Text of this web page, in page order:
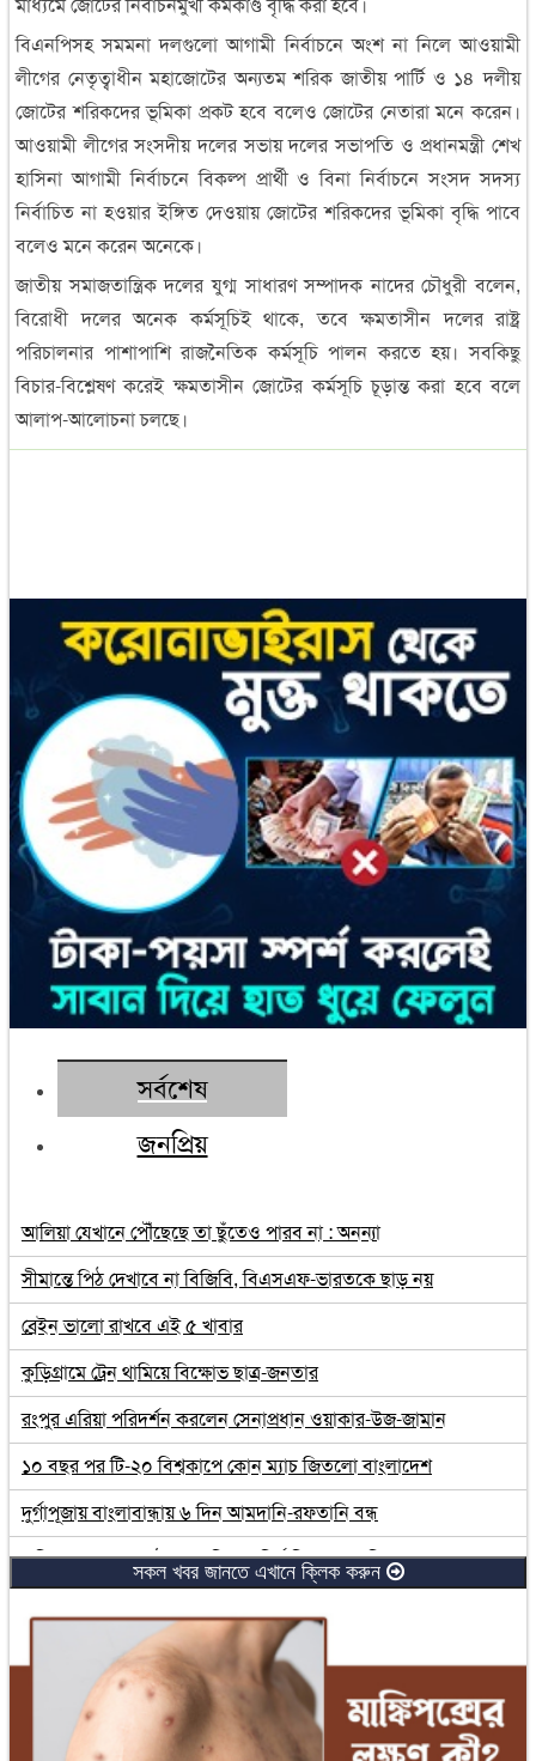
মাধ্যমে জোটের নির্বাচনমুখী কর্মকাণ্ড বৃদ্ধি করা হবে।
বিএনপিসহ সমমনা দলগুলো আগামী নির্বাচনে অংশ না নিলে আওয়ামী
লীগের নেতৃত্বাধীন মহাজোটের অন্যতম শরিক জাতীয় পার্টি ও ১৪ দলীয়
জোটের শরিকদের ভূমিকা প্রকট হবে বলেও জোটের নেতারা মনে করেন।
আওয়ামী লীগের সংসদীয় দলের সভায় দলের সভাপতি ও প্রধানমন্ত্রী শেখ
হাসিনা আগামী নির্বাচনে বিকল্প প্রার্থী ও বিনা নির্বাচনে সংসদ সদস্য
নির্বাচিত না হওয়ার ইঙ্গিত দেওয়ায় জোটের শরিকদের ভূমিকা বৃদ্ধি পাবে
বলেও মনে করেন অনেকে।
জাতীয় সমাজতান্ত্রিক দলের যুগ্ম সাধারণ সম্পাদক নাদের চৌধুরী বলেন,
বিরোধী দলের অনেক কর্মসূচিই থাকে, তবে ক্ষমতাসীন দলের রাষ্ট্র
পরিচালনার পাশাপাশি রাজনৈতিক কর্মসূচি পালন করতে হয়। সবকিছু
বিচার-বিশ্লেষণ করেই ক্ষমতাসীন জোটের কর্মসূচি চূড়ান্ত করা হবে বলে
আলাপ-আলোচনা চলছে।
সর্বশেষ
জনপ্রিয়
আলিয়া যেখানে পৌঁছেছে তা ছুঁতেও পারব না : অনন্যা
সীমান্তে পিঠ দেখাবে না বিজিবি, বিএসএফ-ভারতকে ছাড় নয়
ব্রেইন ভালো রাখবে এই ৫ খাবার
কুড়িগ্রামে ট্রেন থামিয়ে বিক্ষোভ ছাত্র-জনতার
রংপুর এরিয়া পরিদর্শন করলেন সেনাপ্রধান ওয়াকার-উজ-জামান
১০ বছর পর টি-২০ বিশ্বকাপে কোন ম্যাচ জিতলো বাংলাদেশ
দুর্গাপূজায় বাংলাবান্ধায় ৬ দিন আমদানি-রফতানি বন্ধ
কুড়িগ্রাম জেলার শ্রেষ্ঠ প্রধান শিক্ষক নির্বাচিত হলেন মিজানুর রহম
রংপুর-দিনাজপুর মহাসড়কে প্রতি কিলোমিটারে ১০০ গর্ত
লালমনিরহাটে তিন দিনের ইজতেমা শুরু
প্রধান উপদেষ্টার সঙ্গে রাজনৈতিক দলগুলোর বৈঠক শনিবার শুরু
সকল খবর জানতে এখানে ক্লিক করুন